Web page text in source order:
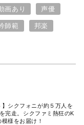
画あり 声優
師範 邦楽
】シクフォニが約５万人を
完走。シクファミ熱狂のK
様をお届け！